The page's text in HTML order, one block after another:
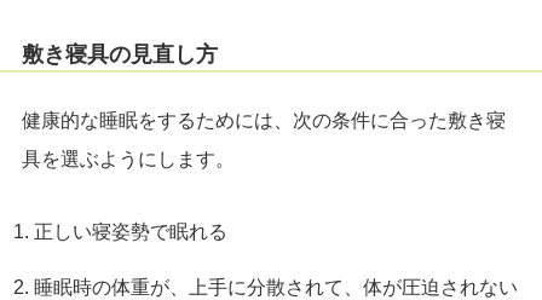
敷き寝具の見直し方
健康的な睡眠をするためには、次の条件に合った敷き寝
具を選ぶようにします。
正しい寝姿勢で眠れる
睡眠時の体重が、上手に分散されて、体が圧迫されない